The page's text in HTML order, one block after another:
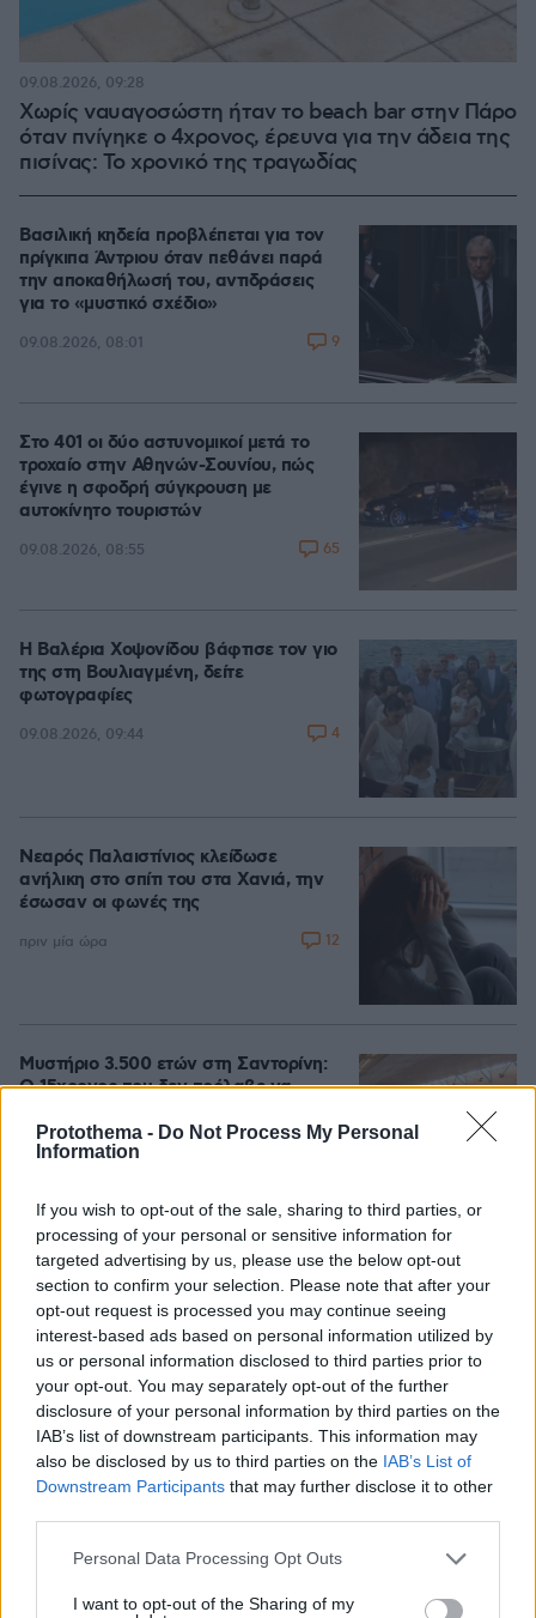
Protothema - Do Not Process My Personal
Information
If you wish to opt-out of the sale, sharing to third parties, or
processing of your personal or sensitive information for
targeted advertising by us, please use the below opt-out
section to confirm your selection. Please note that after your
opt-out request is processed you may continue seeing
interest-based ads based on personal information utilized by
us or personal information disclosed to third parties prior to
your opt-out. You may separately opt-out of the further
disclosure of your personal information by third parties on the
IAB’s list of downstream participants. This information may
also be disclosed by us to third parties on the IAB’s List of
Downstream Participants that may further disclose it to other
Please note that this website/app uses one or more Google
not limited to your visit or usage behaviour. You may click to
Personal Data Processing Opt Outs
I want to opt-out of the Sharing of my
Χωρίς ναυαγοσώστη ήταν το beach bar στην Πάρο
όταν πνίγηκε ο 4χρονος, έρευνα για την άδεια της
πισίνας: Το χρονικό της τραγωδίας
09.08.2026, 09:28
Βασιλική κηδεία προβλέπεται για τον
πρίγκιπα Άντριου όταν πεθάνει παρά
την αποκαθήλωσή του, αντιδράσεις
για το «μυστικό σχέδιο»
09.08.2026, 08:01 9
Στο 401 οι δύο αστυνομικοί μετά το
τροχαίο στην Αθηνών-Σουνίου, πώς
έγινε η σφοδρή σύγκρουση με
αυτοκίνητο τουριστών
09.08.2026, 08:55 65
Η Βαλέρια Χοψονίδου βάφτισε τον γιο
της στη Βουλιαγμένη, δείτε
φωτογραφίες
09.08.2026, 09:44 4
Νεαρός Παλαιστίνιος κλείδωσε
ανήλικη στο σπίτι του στα Χανιά, την
έσωσαν οι φωνές της
πριν μία ώρα 12
Μυστήριο 3.500 ετών στη Σαντορίνη:
Ο 15χρονος που δεν πρόλαβε να
αλλάξει τη χρονολογία της μεγάλης
έκρηξης
Χόρχε Μέσι: Ο εργάτης από το
Ροσάριο που πήρε τον 13χρονο Λιονέλ
από το χέρι και άλλαξε την ιστορία
του ποδοσφαίρου με μια υπογραφή
σε... χαρτοπετσέτα
08.08.2026, 21:43 34
Games